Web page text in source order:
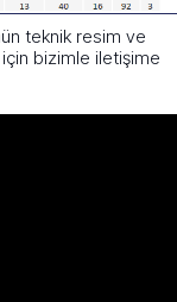
teknik resim ve
bizimle iletişime